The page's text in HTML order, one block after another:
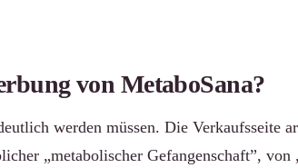
von MetaboSana?
werden müssen. Die Verkaufsseite
„metabolischer Gefangenschaft”,